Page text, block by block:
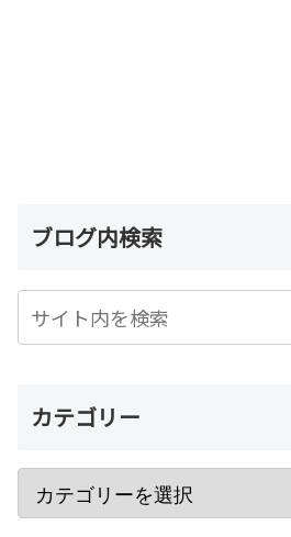
ブログ内検索
カテゴリー